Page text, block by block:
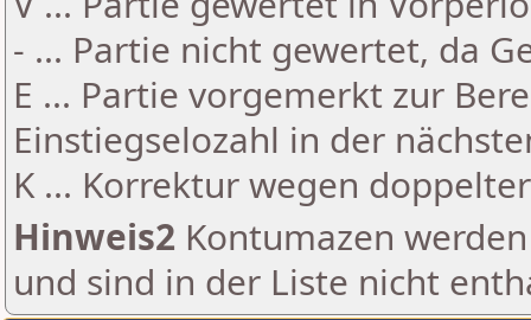
- ... Partie nicht gewertet, da
E ... Partie vorgemerkt zur
Einstiegselozahl in der
K ... Korrektur wegen
Hinweis2 Kontumazen
und sind in der Liste nicht